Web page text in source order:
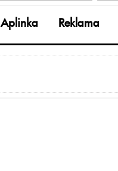
Aplinka Reklama